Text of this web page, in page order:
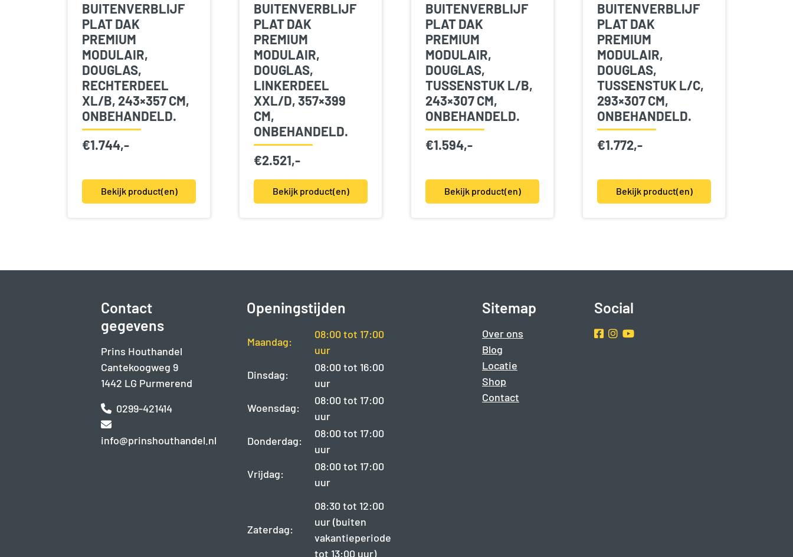
BUITENVERBLIJF
PLAT DAK
PREMIUM
MODULAIR,
DOUGLAS,
RECHTERDEEL
XL/B, 243×357 CM,
ONBEHANDELD.
€1.744,-
Bekijk product(en)
BUITENVERBLIJF
PLAT DAK
PREMIUM
MODULAIR,
DOUGLAS,
LINKERDEEL
XXL/D, 357×399
CM,
ONBEHANDELD.
€2.521,-
Bekijk product(en)
BUITENVERBLIJF
PLAT DAK
PREMIUM
MODULAIR,
DOUGLAS,
TUSSENSTUK L/B,
243×307 CM,
ONBEHANDELD.
€1.594,-
Bekijk product(en)
BUITENVERBLIJF
PLAT DAK
PREMIUM
MODULAIR,
DOUGLAS,
TUSSENSTUK L/C,
293×307 CM,
ONBEHANDELD.
€1.772,-
Bekijk product(en)
Contact
gegevens
Prins Houthandel
Cantekoogweg 9
1442 LG Purmerend
0299-421414
info@prinshouthandel.nl
Openingstijden
Maandag:
08:00 tot 17:00
uur
Dinsdag:
08:00 tot 16:00
uur
Woensdag:
08:00 tot 17:00
uur
Donderdag:
08:00 tot 17:00
uur
Vrijdag:
08:00 tot 17:00
uur
Zaterdag:
08:30 tot 12:00
uur (buiten
vakantieperiode
tot 13:00 uur)
Sitemap
Over ons
Blog
Locatie
Shop
Contact
Social
Facebook
Instragram
Youtube